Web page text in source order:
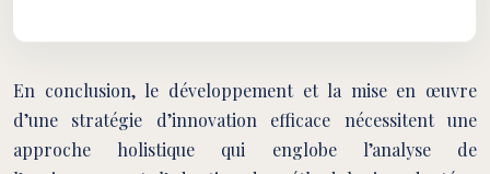
En conclusion, le développement et la mise en œuvre
d’une stratégie d’innovation efficace nécessitent une
approche holistique qui englobe l’analyse de